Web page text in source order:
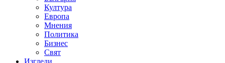
Култура
Европа
Мнения
Политика
Бизнес
Свят
Изгледи